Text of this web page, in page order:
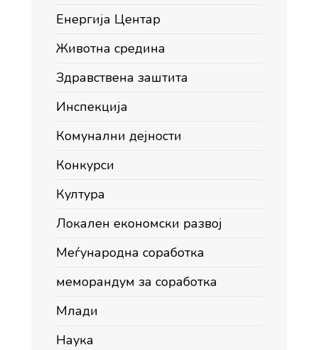
Енергија Центар
Животна средина
Здравствена заштита
Инспекција
Комунални дејности
Конкурси
Култура
Локален економски развој
Меѓународна соработка
меморандум за соработка
Млади
Наука